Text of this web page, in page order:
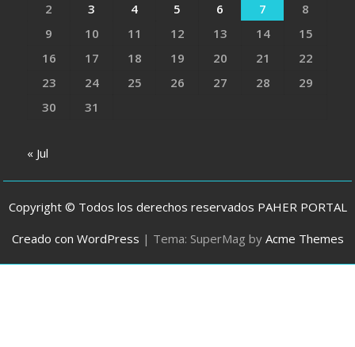
2
3 4 5 6 7
8
9
10 11 12 13 14
15
16
17 18 19 20 21
22
23
24 25 26 27 28
29
30
31
« Jul
Copyright © Todos los derechos reservados PAHER PORTAL
Creado con WordPress | Tema: SuperMag by Acme Themes